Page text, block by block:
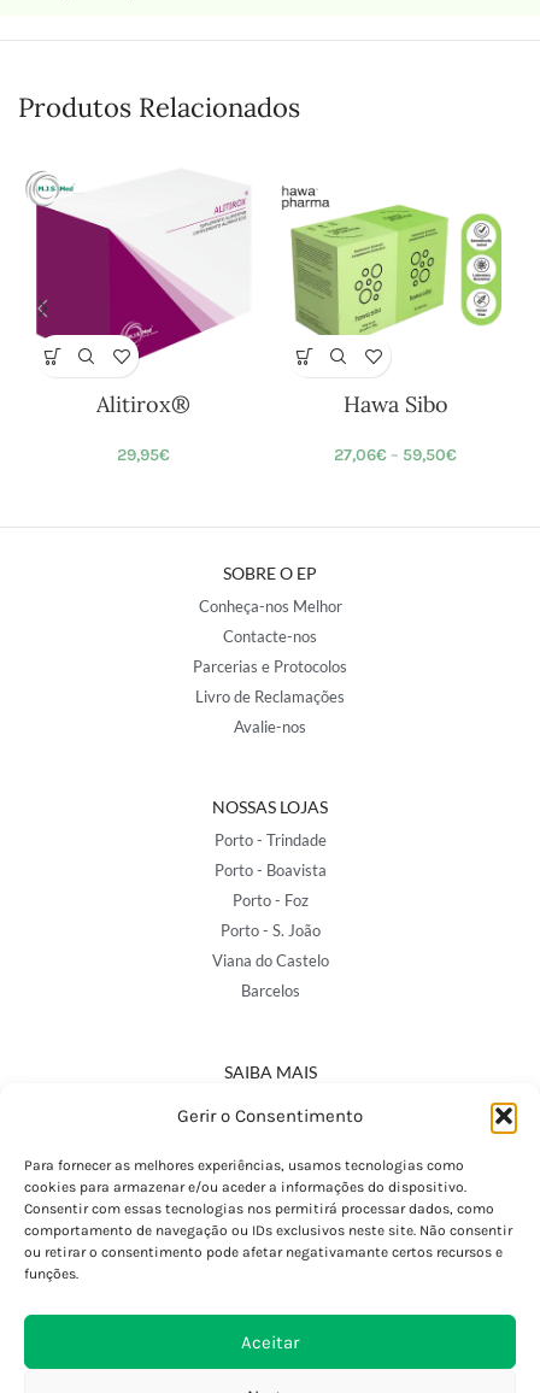
Gerir o Consentimento
Para fornecer as melhores experiências, usamos tecnologias como
cookies para armazenar e/ou aceder a informações do dispositivo.
Consentir com essas tecnologias nos permitirá processar dados, como
comportamento de navegação ou IDs exclusivos neste site. Não consentir
ou retirar o consentimento pode afetar negativamante certos recursos e
funções.
Aceitar
Produtos Relacionados
Alitirox®
29,95€
Hawa Sibo
27,06€ – 59,50€
SOBRE O EP
Conheça-nos Melhor
Contacte-nos
Parcerias e Protocolos
Livro de Reclamações
Avalie-nos
NOSSAS LOJAS
Porto - Trindade
Porto - Boavista
Porto - Foz
Porto - S. João
Viana do Castelo
Barcelos
SAIBA MAIS
Política de Privacidade
Termos e Condições
Perguntas Frequentes
Custos de Envio
Encomendas Internacionais
Devoluções e Trocas